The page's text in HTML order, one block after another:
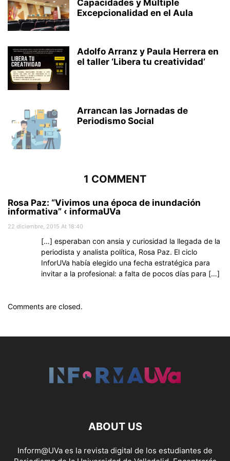
Capacidades y Múltiple
Excepcionalidad en el Aula
Adolfo Arranz y Paula Herrera en
el taller ‘Libera tu creatividad’
Arrancan las Jornadas de
Periodismo Social
1 COMMENT
Rosa Paz: “Vivimos una época de inundación
informativa” ‹ informaUVa
22 diciembre, 2015 At 18:40
[…] esperaban con ansia y curiosidad la llegada de la
periodista y analista política, Rosa Paz. El ciclo
InforUVa había elegido una fecha estratégica para
invitar a la profesional: a falta de pocos días para […]
Comments are closed.
ABOUT US
Inform@UVa es la revista digital de los estudiantes de